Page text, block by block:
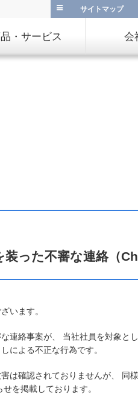
サイトマップ
・サービス 会
装った不審な連絡（
います。
連絡事案が、 当社社員を対象と
による不正な行為です。
は確認されておりませんが、 同
を掲載しております。